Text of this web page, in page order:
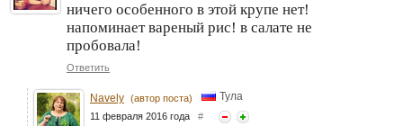
ничего особенного в этой крупе нет!
напоминает вареный рис! в салате не
пробовала!
Ответить
Navely (автор поста) Тула
11 февраля 2016 года #